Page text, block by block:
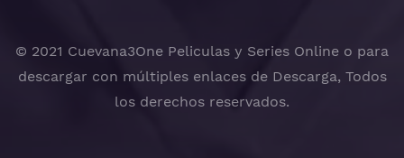
© 2021 Cuevana3One Peliculas y Series Online o para
descargar con múltiples enlaces de Descarga, Todos
los derechos reservados.